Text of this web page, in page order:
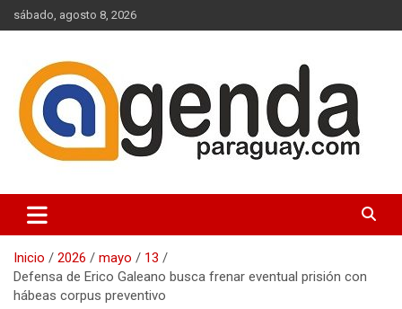
Saltar
al
sábado, agosto 8, 2026
Agenda Paraguay
Inicio 2026 mayo
13
Defensa de Erico Galeano busca frenar eventual prisión con
hábeas corpus preventivo